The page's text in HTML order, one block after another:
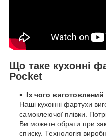
Що таке кухонні
Pocket
Із чого
Наші кухонні фартухи
самоклеючої плівки.
Ви можете обрати при
списку. Технологія